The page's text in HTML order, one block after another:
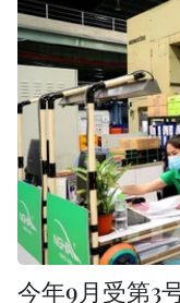
今年9月受第3